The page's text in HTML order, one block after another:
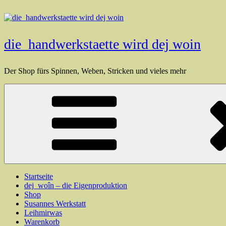
Inhalt
die_handwerkstaette wird dej woin
Der Shop fürs Spinnen, Weben, Stricken und vieles mehr
Startseite
dej_woîn – die Eigenproduktion
Shop
Susannes Werkstatt
Leihmirwas
Warenkorb